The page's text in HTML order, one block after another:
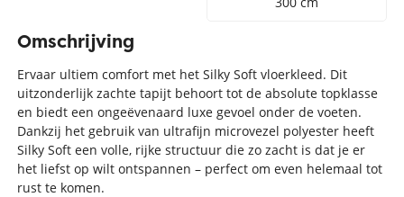
Omschrijving
Ervaar ultiem comfort met het Silky Soft vloerkleed. Dit
uitzonderlijk zachte tapijt behoort tot de absolute topklasse
en biedt een ongeëvenaard luxe gevoel onder de voeten.
Dankzij het gebruik van ultrafijn microvezel polyester heeft
Silky Soft een volle, rijke structuur die zo zacht is dat je er
het liefst op wilt ontspannen – perfect om even helemaal tot
rust te komen.